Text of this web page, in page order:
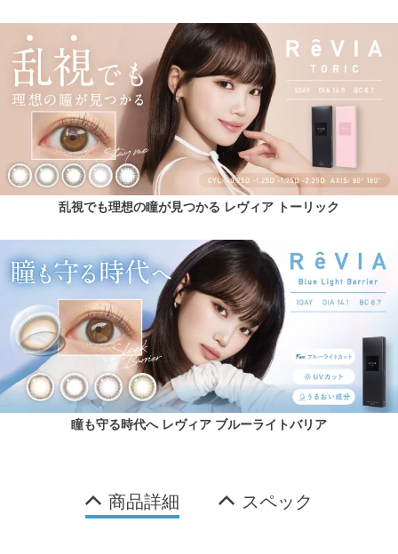
乱視でも理想の瞳が見つかる レヴィア トーリック
瞳も守る時代へ レヴィア ブルーライトバリア
商品詳細 スペック